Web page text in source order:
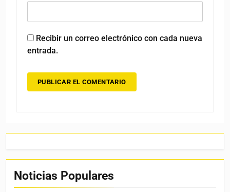
Recibir un correo electrónico con cada nueva
entrada.
Noticias Populares